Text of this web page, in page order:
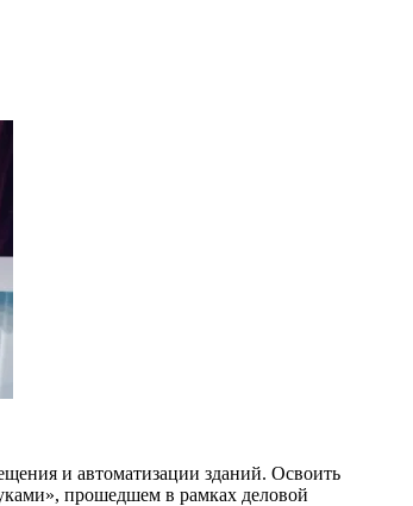
и автоматизации зданий. Освоить
прошедшем в рамках деловой